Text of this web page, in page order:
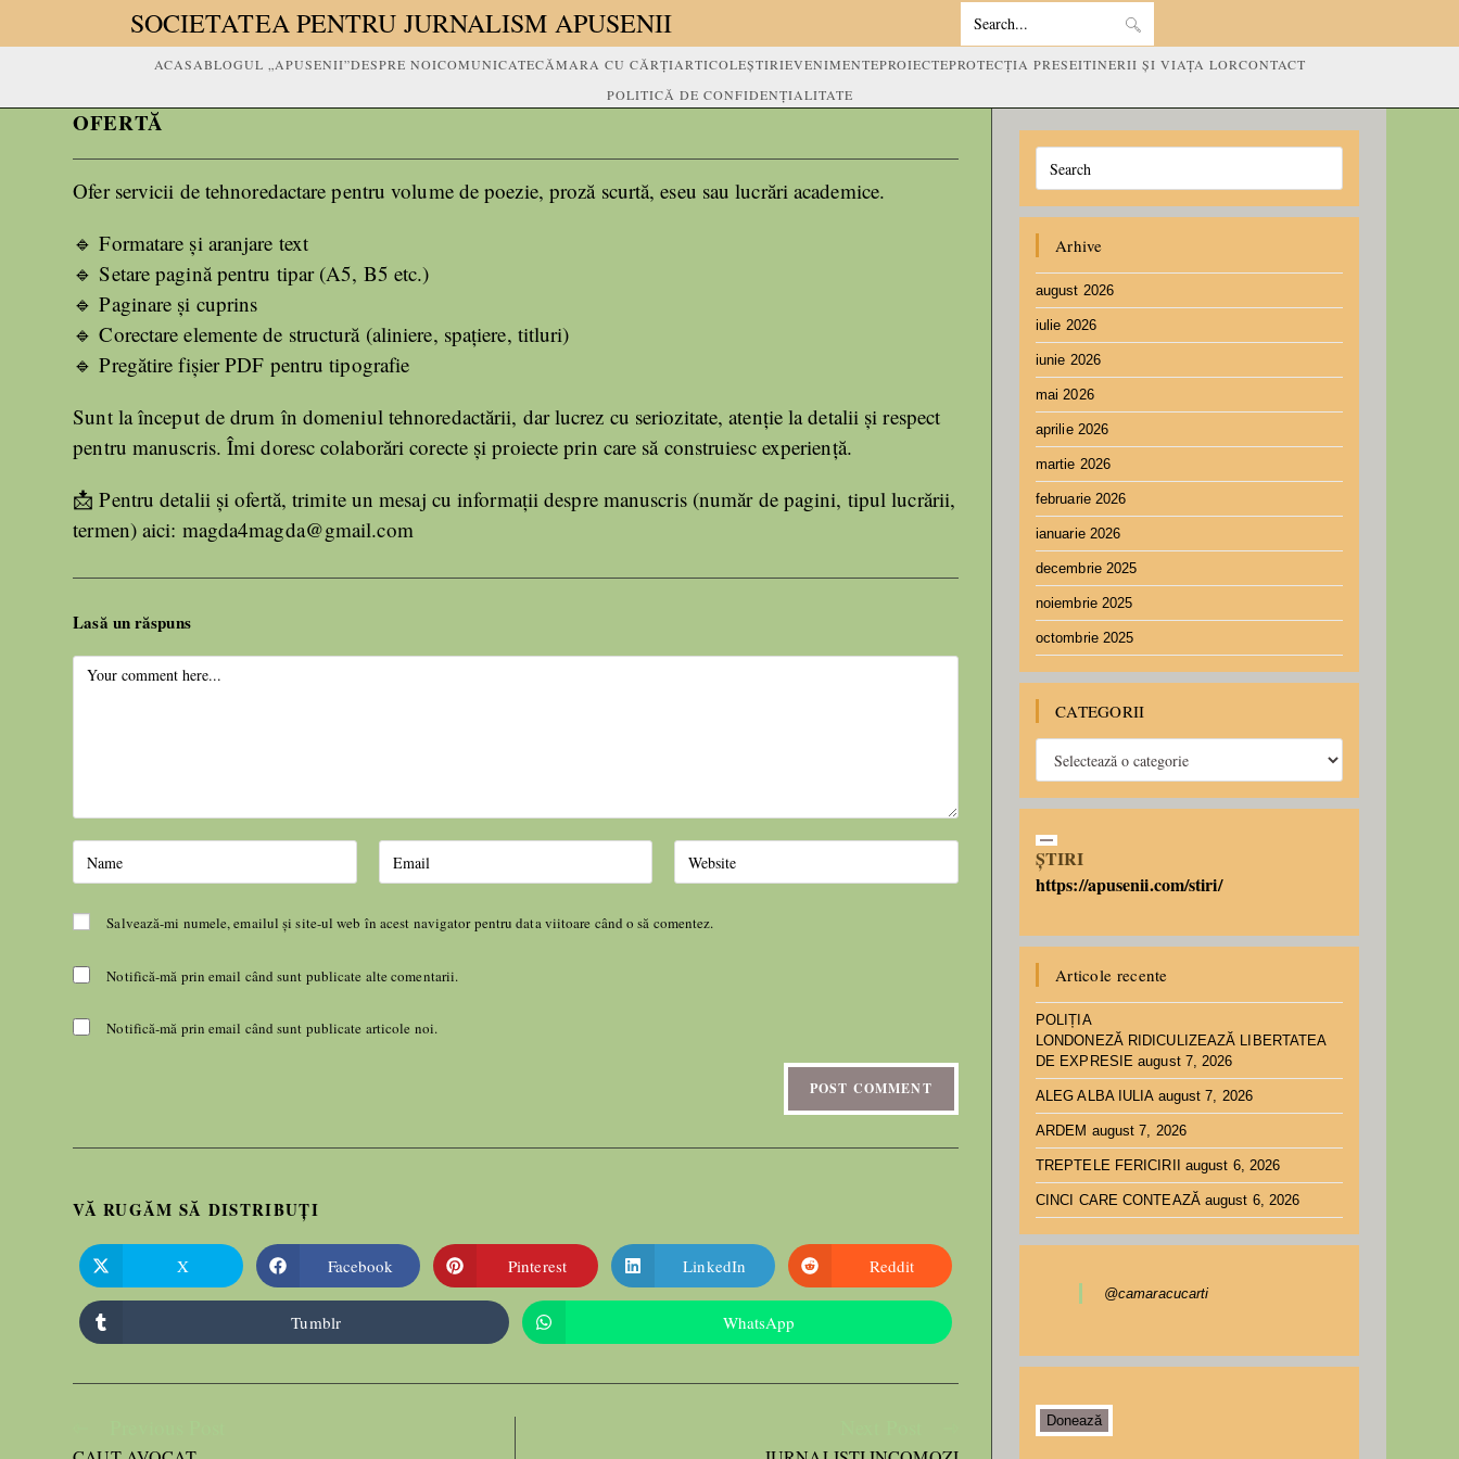
SOCIETATEA PENTRU JURNALISM APUSENII Search
this
website
ACASABLOGUL „APUSENII”DESPRE NOICOMUNICATECĂMARA CU CĂRȚIARTICOLEȘTIRIEVENIMENTEPROIECTEPROTECȚIA PRESEITINERII ȘI VIAȚA LORCONTACT
POLITICĂ DE CONFIDENȚIALITATE
OFERTĂ
Ofer servicii de tehnoredactare pentru volume de poezie, proză scurtă, eseu sau lucrări academice.
🔹 Formatare și aranjare text
🔹 Setare pagină pentru tipar (A5, B5 etc.)
🔹 Paginare și cuprins
🔹 Corectare elemente de structură (aliniere, spațiere, titluri)
🔹 Pregătire fișier PDF pentru tipografie
Sunt la început de drum în domeniul tehnoredactării, dar lucrez cu seriozitate, atenție la detalii și respect
pentru manuscris. Îmi doresc colaborări corecte și proiecte prin care să construiesc experiență.
📩 Pentru detalii și ofertă, trimite un mesaj cu informații despre manuscris (număr de pagini, tipul lucrării,
termen) aici: magda4magda@gmail.com
Lasă un răspuns
Salvează-mi numele, emailul și site-ul web în acest navigator pentru data viitoare când o să comentez.
Notifică-mă prin email când sunt publicate alte comentarii.
Notifică-mă prin email când sunt publicate articole noi.
VĂ RUGĂM SĂ DISTRIBUȚI
X Facebook Pinterest LinkedIn Reddit
Tumblr WhatsApp
Arhive
august 2026
iulie 2026
iunie 2026
mai 2026
aprilie 2026
martie 2026
februarie 2026
ianuarie 2026
decembrie 2025
noiembrie 2025
octombrie 2025
CATEGORII
ȘTIRI
https://apusenii.com/stiri/
Articole recente
POLIȚIA
LONDONEZĂ RIDICULIZEAZĂ LIBERTATEA
DE EXPRESIE august 7, 2026
ALEG ALBA IULIA august 7, 2026
ARDEM august 7, 2026
TREPTELE FERICIRII august 6, 2026
CINCI CARE CONTEAZĂ august 6, 2026
@camaracucarti
Donează